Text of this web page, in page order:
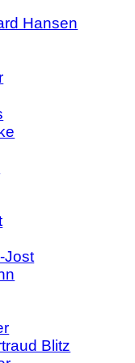
Hansen
Jost
Blitz